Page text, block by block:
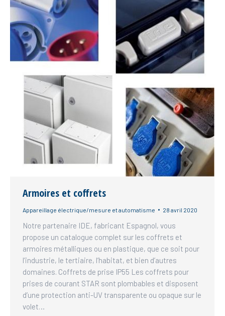
Armoires et coffrets
Appareillage électrique/mesure et automatisme 28 avril 2020
Notre partenaire IDE, fabricant Espagnol, vous
propose un catalogue complet sur les coffrets et
armoires métalliques ou en plastique, que ce soit pour
l’industrie, le tertiaire, l’habitat, et bien d’autres
domaines. Coffrets de prise IP55 Les coffrets pour
prises de courant STAR sont plombables et disposent
d’une protection anti-UV transparente ou opaque sur le
volet…